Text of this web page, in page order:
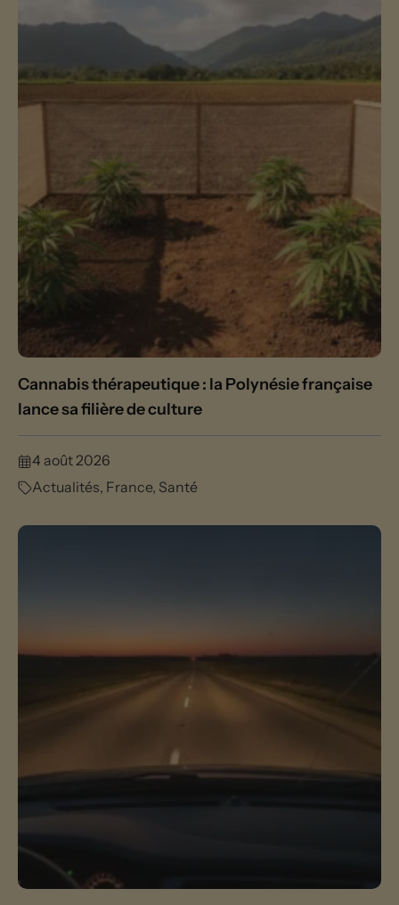
Cannabis thérapeutique : la Polynésie française
lance sa filière de culture
4 août 2026
Actualités, France, Santé